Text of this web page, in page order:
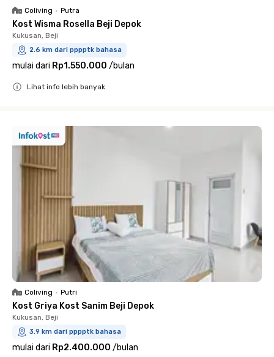
Coliving • Putra
Kost Wisma Rosella Beji Depok
Kukusan, Beji
2.6 km dari pppptk bahasa
mulai dari Rp1.550.000 /bulan
Lihat info lebih banyak
Coliving • Putri
Kost Griya Kost Sanim Beji Depok
Kukusan, Beji
3.9 km dari pppptk bahasa
mulai dari Rp2.400.000 /bulan